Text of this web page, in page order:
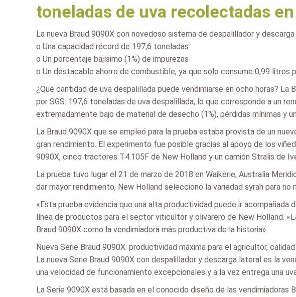
toneladas de uva recolectadas
La nueva Braud 9090X con novedoso sistema de despalillador y
o Una capacidad récord de 197,6 toneladas
o Un porcentaje bajísimo (1%) de impurezas
o Un destacable ahorro de combustible, ya que solo consume 0,99 litros
¿Qué cantidad de uva despalillada puede vendimiarse en ocho horas?
por SGS: 197,6 toneladas de uva despalillada, lo que corresponde a un
extremadamente bajo de material de desecho (1%), pérdidas mínimas
La Braud 9090X que se empleó para la prueba estaba provista de un
gran rendimiento. El experimento fue posible gracias al apoyo de los
9090X, cinco tractores T4.105F de New Holland y un camión Stralis de
La prueba tuvo lugar el 21 de marzo de 2018 en Waikerie, Australia
dar mayor rendimiento, New Holland seleccionó la variedad syrah para
«Esta prueba evidencia que una alta productividad puede ir acompañada
línea de productos para el sector viticultor y olivarero de New Holland.
Braud 9090X como la vendimiadora más productiva de la historia».
Nueva Serie Braud 9090X: productividad máxima para el agricultor,
La nueva Serie Braud 9090X con despalillador y descarga lateral es la
una velocidad de funcionamiento excepcionales y a la vez entrega una
La Serie 9090X está basada en el conocido diseño de las